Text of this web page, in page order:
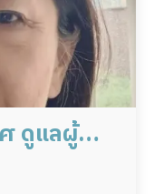
ดูแลผู้
ชีพ ได้